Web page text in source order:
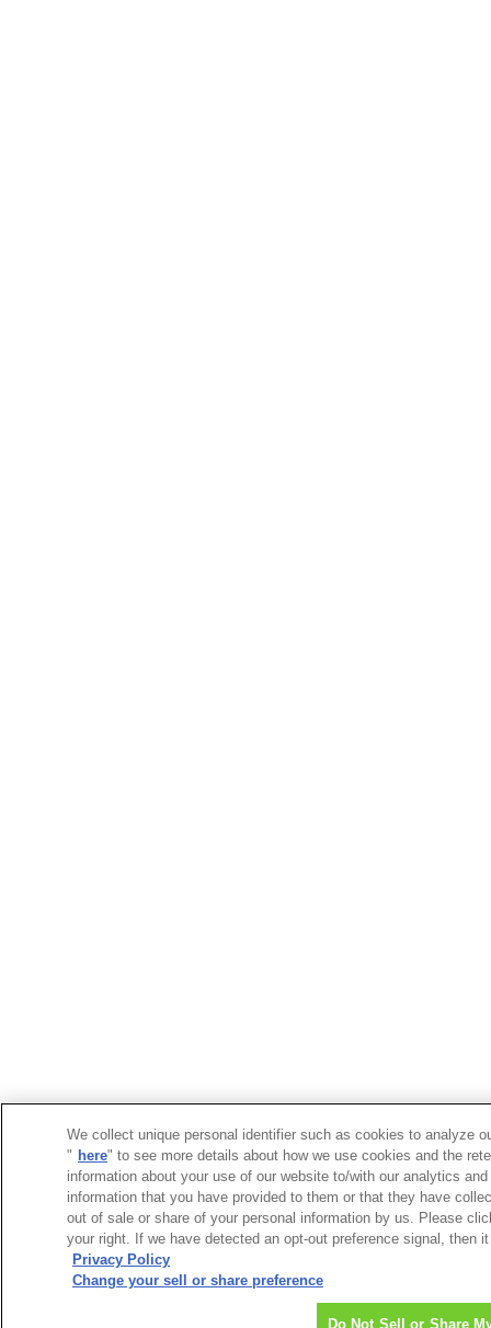
We collect unique personal identifier such as cookies to analyze
" here" to see more details about how we use cookies and the
information about your use of our website to/with our analytics
information that you have provided to them or that they have
out of sale or share of your personal information by us. Please
your right. If we have detected an opt-out preference signal, then
Privacy Policy
Change your sell or share preference
Do Not Sell or Share